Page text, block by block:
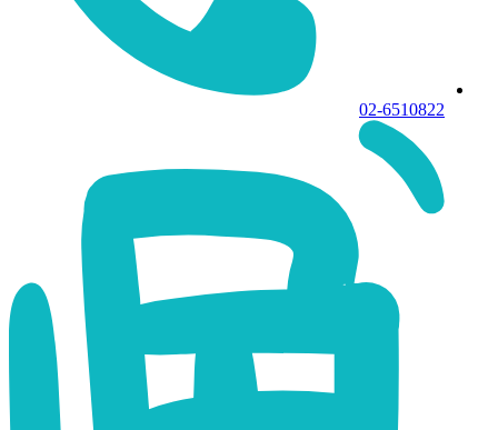
02-6510822